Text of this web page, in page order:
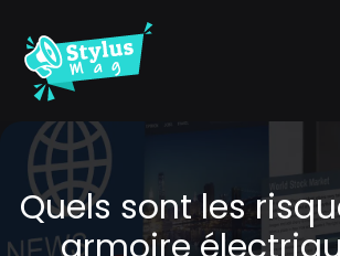
Quels sont les